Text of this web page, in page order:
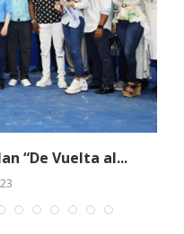
“De Vuelta al...